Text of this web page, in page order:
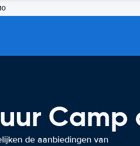
Camp
de aanbiedingen van